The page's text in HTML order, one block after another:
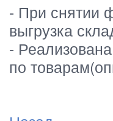
- При снятии
выгрузка
-
по